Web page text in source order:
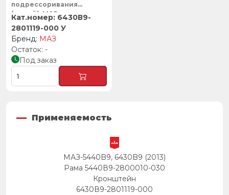
подрессоривания
(левый), МАЗ6430В9-
2801119-000 У
МАЗ
-
Под заказ
Применяемость
МАЗ-5440B9, 6430B9 (2013)
Рама 5440В9-2800010-030
Кронштейн
6430В9-2801119-000